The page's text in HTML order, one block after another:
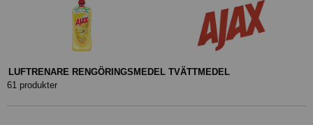
LUFTRENARE RENGÖRINGSMEDEL TVÄTTMEDEL
61 produkter